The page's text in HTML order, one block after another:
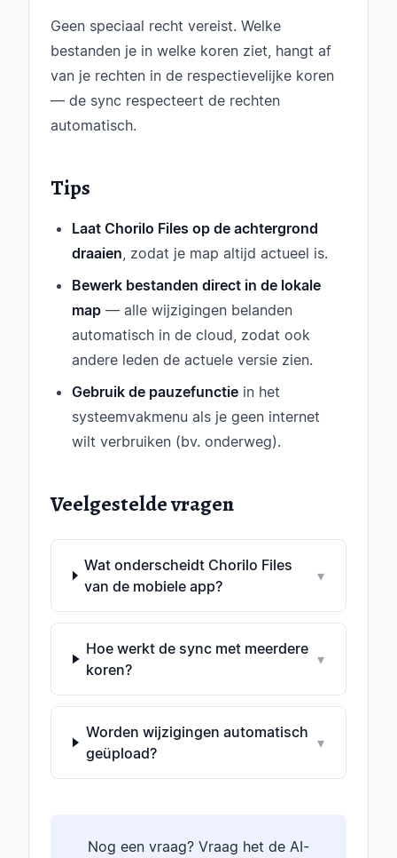
Geen speciaal recht vereist. Welke
bestanden je in welke koren ziet, hangt af
van je rechten in de respectievelijke koren
— de sync respecteert de rechten
automatisch.
Tips
Laat Chorilo Files op de achtergrond
draaien, zodat je map altijd actueel is.
Bewerk bestanden direct in de lokale
map — alle wijzigingen belanden
automatisch in de cloud, zodat ook
andere leden de actuele versie zien.
Gebruik de pauzefunctie in het
systeemvakmenu als je geen internet
wilt verbruiken (bv. onderweg).
Veelgestelde vragen
Wat onderscheidt Chorilo Files
van de mobiele app?
▾
Hoe werkt de sync met meerdere
koren?
▾
Worden wijzigingen automatisch
geüpload?
▾
Nog een vraag? Vraag het de AI-